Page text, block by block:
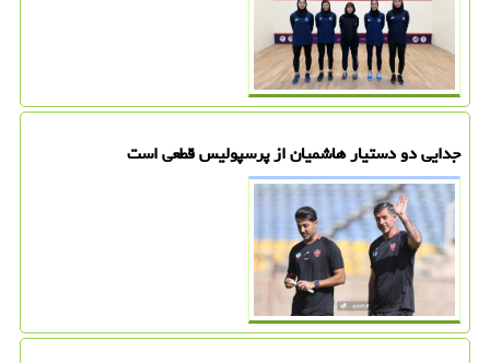
جدایی دو دستیار هاشمیان از پرسپولیس قطعی است